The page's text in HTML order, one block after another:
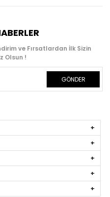
ve Fırsatlardan İlk Sizin
Olsun !
GÖNDER